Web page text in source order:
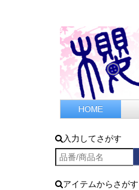
HOME
入力してさがす
アイテムからさがす